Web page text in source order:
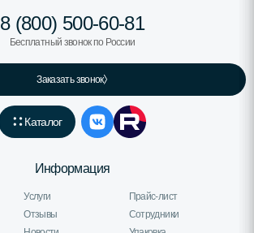
8 (800) 500-60-81
Бесплатный звонок по России
Заказать звонок
Каталог
Информация
Услуги
Прайс-лист
Отзывы
Сотрудники